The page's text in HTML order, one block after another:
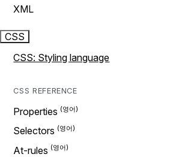
XML
CSS
CSS: Styling language
CSS REFERENCE
Properties
Selectors
At-rules